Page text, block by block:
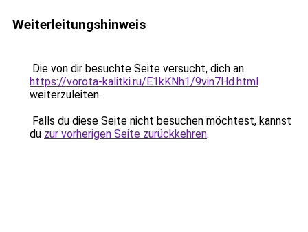
Weiterleitungshinweis
Die von dir besuchte Seite versucht, dich an
https://vorota-kalitki.ru/E1kKNh1/9vin7Hd.html
weiterzuleiten.
Falls du diese Seite nicht besuchen möchtest, kannst
du zur vorherigen Seite zurückkehren.